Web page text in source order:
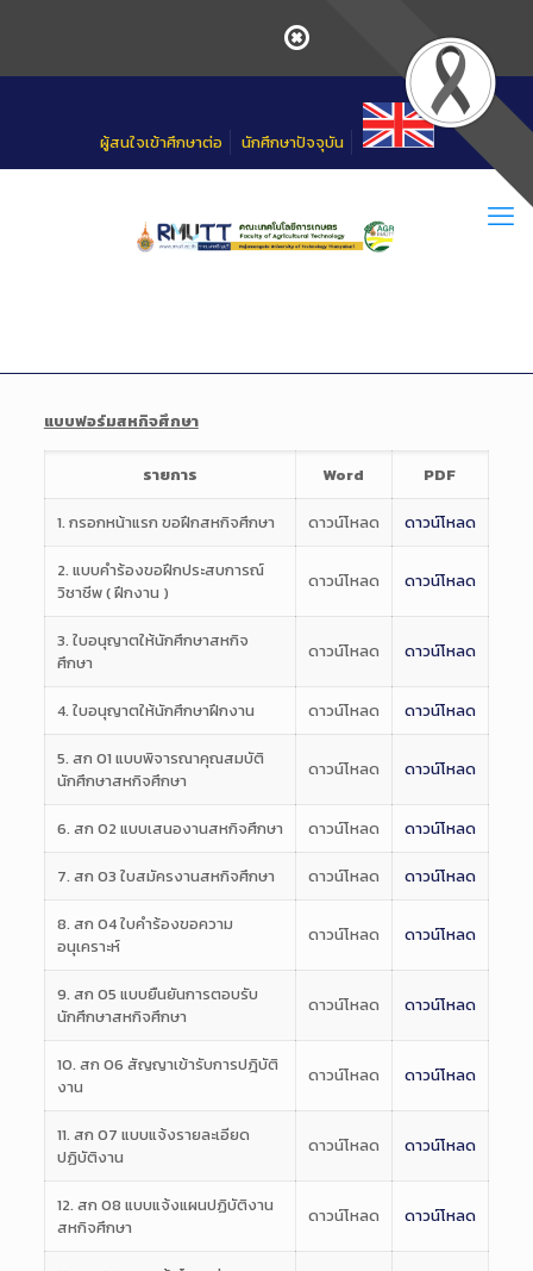
ผู้สนใจเข้าศึกษาต่อ นักศึกษาปัจจุบัน
แบบฟอร์มสหกิจศึกษา
รายการ Word PDF
1. กรอกหน้าแรก ขอฝึกสหกิจศึกษา ดาวน์โหลด ดาวน์โหลด
2. แบบคำร้องขอฝึกประสบการณ์
วิชาชีพ ( ฝึกงาน )
ดาวน์โหลด ดาวน์โหลด
3. ใบอนุญาตให้นักศึกษาสหกิจ
ศึกษา
ดาวน์โหลด ดาวน์โหลด
4. ใบอนุญาตให้นักศึกษาฝึกงาน ดาวน์โหลด ดาวน์โหลด
5. สก 01 แบบพิจารณาคุณสมบัติ
นักศึกษาสหกิจศึกษา
ดาวน์โหลด ดาวน์โหลด
6. สก 02 แบบเสนองานสหกิจศึกษา ดาวน์โหลด ดาวน์โหลด
7. สก 03 ใบสมัครงานสหกิจศึกษา ดาวน์โหลด ดาวน์โหลด
8. สก 04 ใบคำร้องขอความ
อนุเคราะห์
ดาวน์โหลด ดาวน์โหลด
9. สก 05 แบบยืนยันการตอบรับ
นักศึกษาสหกิจศึกษา
ดาวน์โหลด ดาวน์โหลด
10. สก 06 สัญญาเข้ารับการปฎิบัติ
งาน
ดาวน์โหลด ดาวน์โหลด
11. สก 07 แบบแจ้งรายละเอียด
ปฏิบัติงาน
ดาวน์โหลด ดาวน์โหลด
12. สก 08 แบบแจ้งแผนปฏิบัติงาน
สหกิจศึกษา
ดาวน์โหลด ดาวน์โหลด